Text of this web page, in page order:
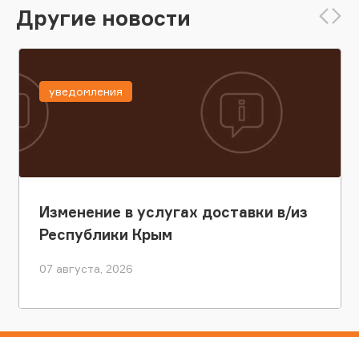
Другие новости
Изменение в услугах доставки в/из
Республики Крым
07 августа, 2026
уведомления